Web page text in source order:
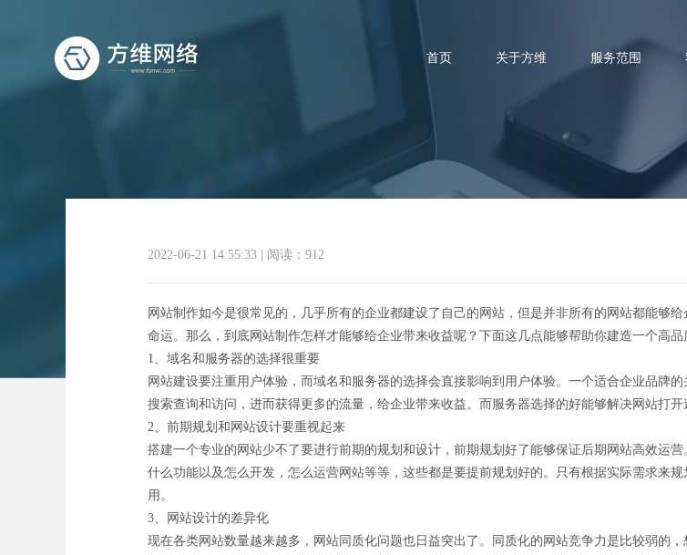
首页 关于方维 服务范围
2022-06-21 14:55:33 阅读：912
网站制作如今是很常见的，几乎所有的企业都建设了自己的网站，但是并非所有的网站都能够
命运。那么，到底网站制作怎样才能够给企业带来收益呢？下面这几点能够帮助你建造一个高品
1、域名和服务器的选择很重要
网站建设要注重用户体验，而域名和服务器的选择会直接影响到用户体验。一个适合企业品牌
搜索查询和访问，进而获得更多的流量，给企业带来收益。而服务器选择的好能够解决网站打
2、前期规划和网站设计要重视起来
搭建一个专业的网站少不了要进行前期的规划和设计，前期规划好了能够保证后期网站高效运
什么功能以及怎么开发，怎么运营网站等等，这些都是要提前规划好的。只有根据实际需求来
用。
3、网站设计的差异化
现在各类网站数量越来越多，网站同质化问题也日益突出了。同质化的网站竞争力是比较弱的